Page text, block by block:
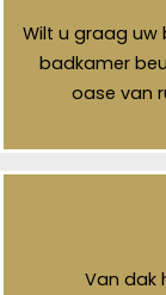
Wilt u graag uw
badkamer
oase van
Van dak